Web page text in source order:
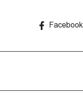
Facebook